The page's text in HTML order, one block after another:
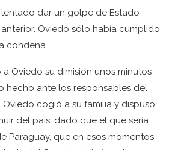
dar un golpe de Estado
Oviedo sólo había cumplido
condena.
Oviedo su dimisión unos minutos
hecho ante los responsables del
cogió a su familia y dispuso
del país, dado que el que sería
Paraguay, que en esos momentos